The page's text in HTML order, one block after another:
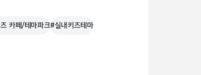
카페/테마파크#실내키즈테마